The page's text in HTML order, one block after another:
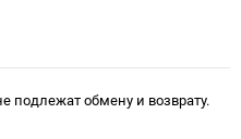
подлежат обмену и возврату.